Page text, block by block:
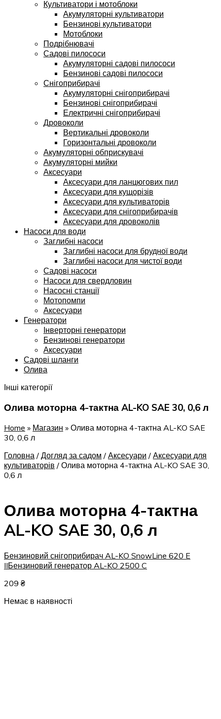
Культиватори і мотоблоки
Акумуляторні культиватори
Бензинові культиватори
Мотоблоки
Подрібнювачі
Садові пилососи
Акумуляторні садові пилососи
Бензинові садові пилососи
Снігоприбирачі
Акумуляторні снігоприбирачі
Бензинові снігоприбирачі
Електричні снігоприбирачі
Дровоколи
Вертикальні дровоколи
Горизонтальні дровоколи
Акумуляторні обприскувачі
Акумуляторні мийки
Аксесуари
Аксесуари для ланцюгових пил
Аксесуари для кущорізів
Аксесуари для культиваторів
Аксесуари для снігоприбирачів
Аксесуари для дровоколів
Насоси для води
Заглибні насоси
Заглибні насоси для брудної води
Заглибні насоси для чистої води
Садові насоси
Насоси для свердловин
Насосні станції
Мотопомпи
Аксесуари
Генератори
Інверторні генератори
Бензинові генератори
Аксесуари
Садові шланги
Олива
Інші категорії
Олива моторна 4-тактна AL-KO SAE 30, 0,6 л
Home » Магазин » Олива моторна 4-тактна AL-KO SAE
30, 0,6 л
Головна / Догляд за садом / Аксесуари / Аксесуари для
культиваторів / Олива моторна 4-тактна AL-KO SAE 30,
0,6 л
Олива моторна 4-тактна
AL-KO SAE 30, 0,6 л
Бензиновий снігоприбирач AL-KO SnowLine 620 E
IIБензиновий генератор AL-KO 2500 C
209 ₴
Немає в наявності